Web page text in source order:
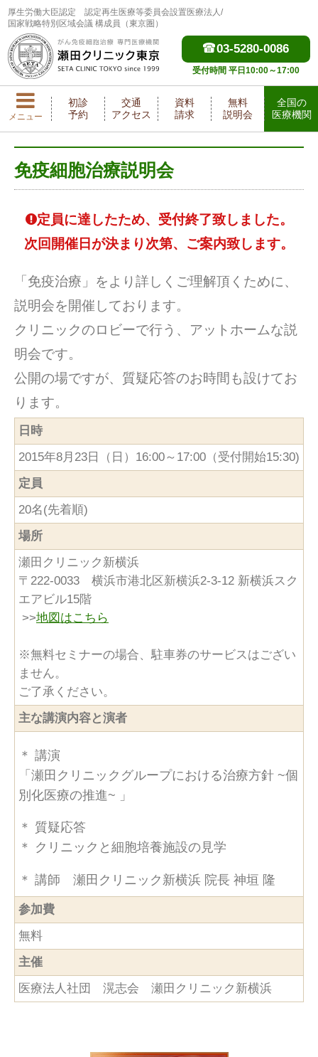
厚生労働大臣認定
認定再生医療等委員会設置医療法人/
国家戦略特別区域会議 構成員（東京圏）
03-5280-0086
受付時間 平日10:00～17:00
メニュー
初診
予約
交通
アクセス
資料
請求
無料
説明会
全国の
医療機関
免疫細胞治療説明会
定員に達したため、受付終了致しました。
次回開催日が決まり次第、ご案内致します。
「免疫治療」をより詳しくご理解頂くために、
説明会を開催しております。
クリニックのロビーで行う、アットホームな説
明会です。
公開の場ですが、質疑応答のお時間も設けてお
ります。
日時
2015年8月23日（日）16:00～17:00（受付開始15:30)
定員
20名(先着順)
場所
瀬田クリニック新横浜
〒222-0033 横浜市港北区新横浜2-3-12 新横浜スク
エアビル15階
>>地図はこちら
※無料セミナーの場合、駐車券のサービスはござい
ません。
ご了承ください。
主な講演内容と演者
＊ 講演
「瀬田クリニックグループにおける治療方針 ~個
別化医療の推進~ 」
＊ 質疑応答
＊ クリニックと細胞培養施設の見学
＊ 講師 瀬田クリニック新横浜 院長 神垣 隆
参加費
無料
主催
医療法人社団 滉志会 瀬田クリニック新横浜